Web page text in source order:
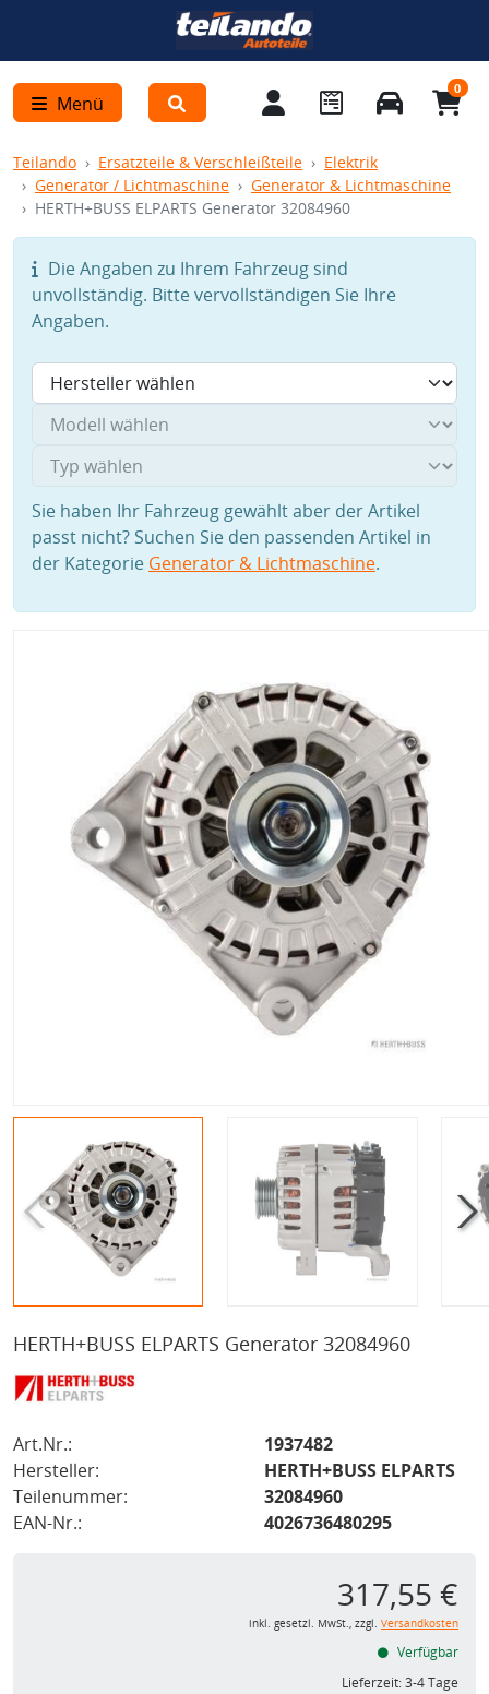
Menü
0
Teilando Ersatzteile & Verschleißteile
Elektrik
Generator / Lichtmaschine
Generator & Lichtmaschine
HERTH+BUSS ELPARTS Generator 32084960
Die Angaben zu Ihrem Fahrzeug sind
unvollständig. Bitte vervollständigen Sie Ihre
Angaben.
Sie haben Ihr Fahrzeug gewählt aber der Artikel
passt nicht? Suchen Sie den passenden Artikel in
der Kategorie Generator & Lichtmaschine.
HERTH+BUSS ELPARTS Generator 32084960
Art.Nr.:
1937482
Hersteller:
HERTH+BUSS ELPARTS
Teilenummer:
32084960
EAN-Nr.:
4026736480295
317,55 €
inkl. gesetzl. MwSt., zzgl. Versandkosten
Verfügbar
Lieferzeit:3-4 Tage